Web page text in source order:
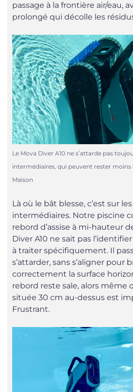
passage à la frontière air/eau,
prolongé qui décolle les
Le Mova Diver A10 ne s’attarde pas
intermédiaires, qui peuvent rester
Maison
Là où le bât blesse, c’est sur
intermédiaires. Notre piscine
rebord d’assise à mi-hauteur
Diver A10 ne sait pas
à traiter spécifiquement. Il
s’attarder, sans s’aligner pour
correctement la surface
rebord reste sale, alors même
située 30 cm au-dessus est
Frustrant.